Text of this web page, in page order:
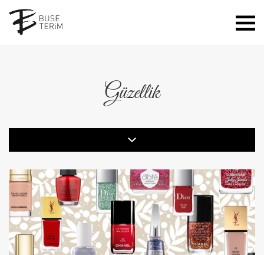
Güzellik